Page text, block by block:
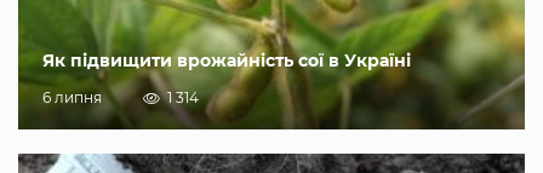
Як підвищити врожайність сої в Україні
6 липня 1 314